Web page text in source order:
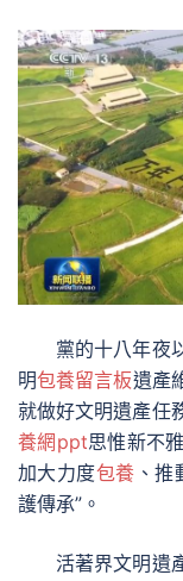
黨的十八年夜以
明包養留言板遺產
就做好文明遺產任
養網ppt思惟新不
加大力度包養 、
護傳承”。
活著界文明遺產